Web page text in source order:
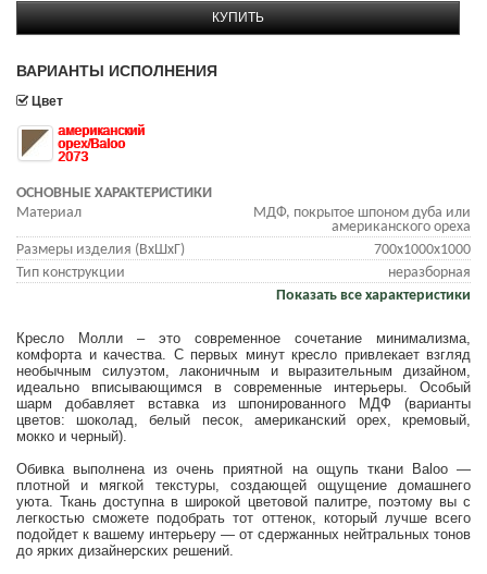
КУПИТЬ
ВАРИАНТЫ ИСПОЛНЕНИЯ
Цвет
американский
орех/Baloo
2073
ОСНОВНЫЕ ХАРАКТЕРИСТИКИ
Материал
МДФ, покрытое шпоном дуба или
американского ореха
Размеры изделия (ВхШхГ)
700х1000х1000
Тип конструкции
неразборная
Показать все характеристики
Кресло Молли – это современное сочетание минимализма,
комфорта и качества. С первых минут кресло привлекает взгляд
необычным силуэтом, лаконичным и выразительным дизайном,
идеально вписывающимся в современные интерьеры. Особый
шарм добавляет вставка из шпонированного МДФ (варианты
цветов: шоколад, белый песок, американский орех, кремовый,
мокко и черный).
Обивка выполнена из очень приятной на ощупь ткани Baloo —
плотной и мягкой текстуры, создающей ощущение домашнего
уюта. Ткань доступна в широкой цветовой палитре, поэтому вы с
легкостью сможете подобрать тот оттенок, который лучше всего
подойдет к вашему интерьеру — от сдержанных нейтральных тонов
до ярких дизайнерских решений.